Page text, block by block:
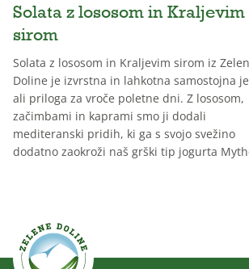
Solata z lososom in Kraljevim
sirom
Solata z lososom in Kraljevim sirom iz
Doline je izvrstna in lahkotna samostojna
ali priloga za vroče poletne dni. Z lososom,
začimbami in kaprami smo ji dodali
mediteranski pridih, ki ga s svojo svežino
dodatno zaokroži naš grški tip jogurta